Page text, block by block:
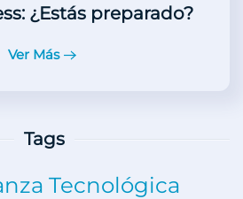
¿Estás preparado?
Ver Más
Tags
Tecnológica